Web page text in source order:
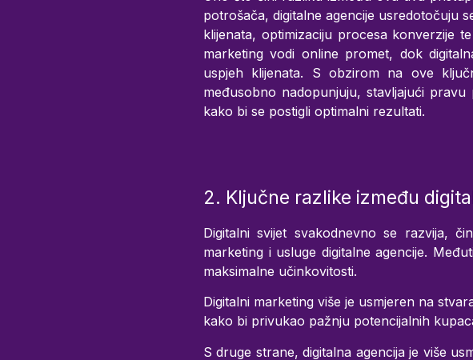
potrošača, digitalne agencije usredotočuju
klijenata, optimizaciju procesa konverzije
marketing vodi online promet, dok
uspjeh klijenata. S obzirom na ove
međusobno nadopunjuju, stavljajući
kako bi se postigli optimalni rezultati.
2. Ključne razlike između
Digitalni svijet svakodnevno se razvija,
marketing i usluge digitalne agencije.
maksimalne učinkovitosti.
Digitalni marketing više je usmjeren na
kako bi privukao pažnju potencijalnih
S druge strane, digitalna agencija je više